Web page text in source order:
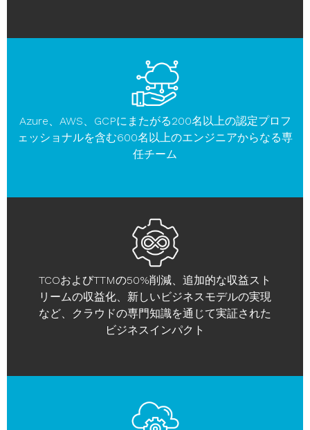
TCOおよびTTMの50%削減、追加的な収益スト
リームの収益化、新しいビジネスモデルの実現
など、クラウドの専門知識を通じて実証された
ビジネスインパクト
Azure、AWS、GCPにまたがる200名以上の認定プロフ
ェッショナルを含む600名以上のエンジニアからなる専
任チーム